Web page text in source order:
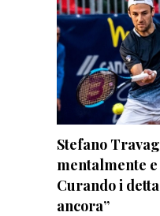
Stefano
mentalmente
Curando i
ancora”